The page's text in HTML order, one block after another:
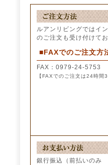
ルアンリビングではイ
のご注文も受け付けてお
■FAXでのご注文方
FAX：0979-24-5753
【FAXでのご注文は24時間
銀行振込（前払いのみ